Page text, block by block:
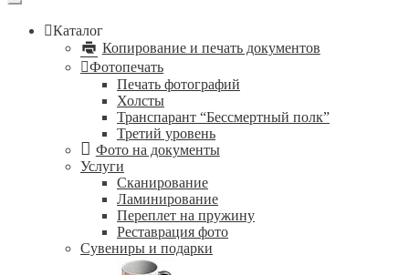
Каталог
Копирование и печать документов
Фотопечать
Печать фотографий
Холсты
Транспарант “Бессмертный полк”
Третий уровень
Фото на документы
Услуги
Сканирование
Ламинирование
Переплет на пружину
Реставрация фото
Сувениры и подарки